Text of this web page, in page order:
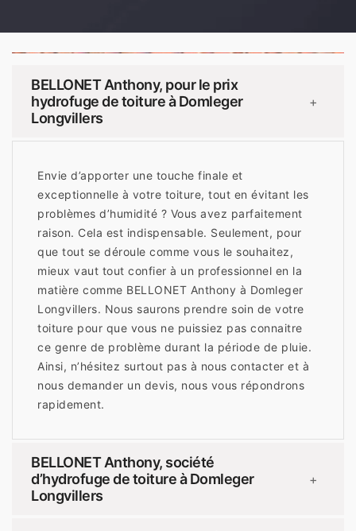
BELLONET Anthony, pour le prix
hydrofuge de toiture à Domleger
Longvillers
+
Envie d’apporter une touche finale et
exceptionnelle à votre toiture, tout en évitant les
problèmes d’humidité ? Vous avez parfaitement
raison. Cela est indispensable. Seulement, pour
que tout se déroule comme vous le souhaitez,
mieux vaut tout confier à un professionnel en la
matière comme BELLONET Anthony à Domleger
Longvillers. Nous saurons prendre soin de votre
toiture pour que vous ne puissiez pas connaitre
ce genre de problème durant la période de pluie.
Ainsi, n’hésitez surtout pas à nous contacter et à
nous demander un devis, nous vous répondrons
rapidement.
BELLONET Anthony, société
d’hydrofuge de toiture à Domleger
Longvillers
+